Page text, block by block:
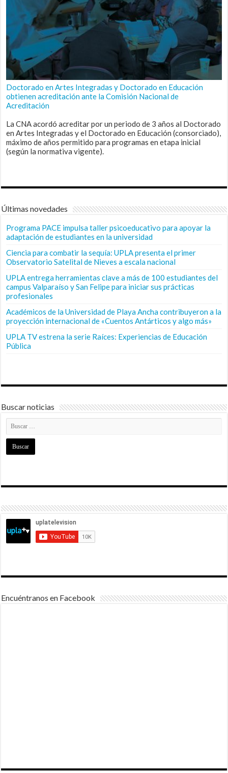
Doctorado en Artes Integradas y Doctorado en Educación
obtienen acreditación ante la Comisión Nacional de
Acreditación
La CNA acordó acreditar por un periodo de 3 años al Doctorado
en Artes Integradas y el Doctorado en Educación (consorciado),
máximo de años permitido para programas en etapa inicial
(según la normativa vigente).
Últimas novedades
Programa PACE impulsa taller psicoeducativo para apoyar la
adaptación de estudiantes en la universidad
Ciencia para combatir la sequía: UPLA presenta el primer
Observatorio Satelital de Nieves a escala nacional
UPLA entrega herramientas clave a más de 100 estudiantes del
campus Valparaíso y San Felipe para iniciar sus prácticas
profesionales
Académicos de la Universidad de Playa Ancha contribuyeron a la
proyección internacional de «Cuentos Antárticos y algo más»
UPLA TV estrena la serie Raíces: Experiencias de Educación
Pública
Buscar noticias
Encuéntranos en Facebook